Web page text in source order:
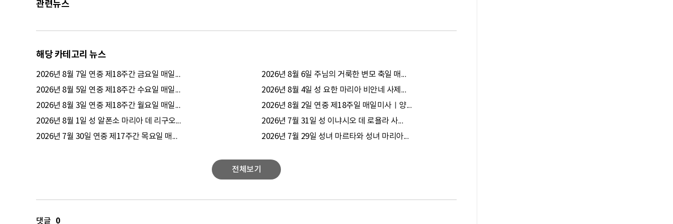
관련뉴스
해당 카테고리 뉴스
2026년 8월 7일 연중 제18주간 금요일 매일...
2026년 8월 6일 주님의 거룩한 변모 축일 매...
2026년 8월 5일 연중 제18주간 수요일 매일...
2026년 8월 4일 성 요한 마리아 비안네 사제...
2026년 8월 3일 연중 제18주간 월요일 매일...
2026년 8월 2일 연중 제18주일 매일미사ㅣ양...
2026년 8월 1일 성 알폰소 마리아 데 리구오...
2026년 7월 31일 성 이냐시오 데 로욜라 사...
2026년 7월 30일 연중 제17주간 목요일 매...
2026년 7월 29일 성녀 마르타와 성녀 마리아...
전체보기
댓글 0